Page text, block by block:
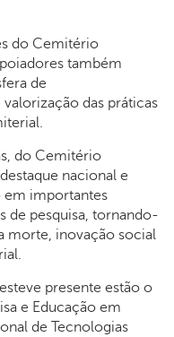
do Cemitério
também
de
das práticas
do Cemitério
nacional e
em importantes
de pesquisa, tornando-
morte, inovação social
presente estão o
e Educação em
de Tecnologias